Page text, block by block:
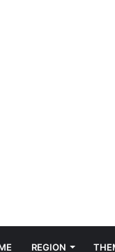
REGION